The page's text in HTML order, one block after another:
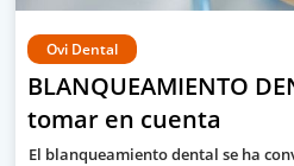
Ovi Dental
BLANQUEAMIENTO
tomar en cuenta
El blanqueamiento dental se ha